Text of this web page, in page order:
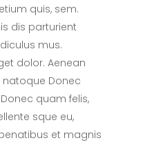
quis, sem.
dis parturient
mus.
dolor. Aenean
Donec
quam felis,
sque eu,
et magnis